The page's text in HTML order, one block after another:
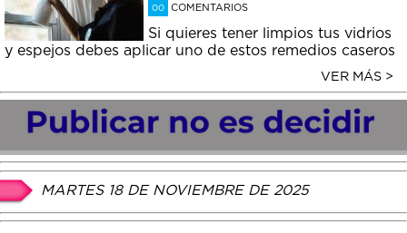
00 COMENTARIOS
Si quieres tener limpios tus vidrios
y espejos debes aplicar uno de estos remedios caseros
VER MÁS >
MARTES 18 DE NOVIEMBRE DE 2025